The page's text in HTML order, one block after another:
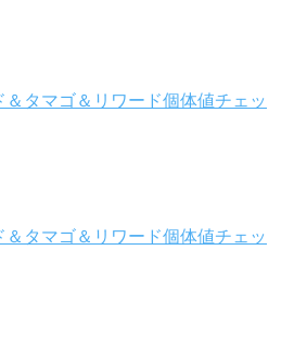
＆タマゴ＆リワード個体値チェッ
＆タマゴ＆リワード個体値チェッ